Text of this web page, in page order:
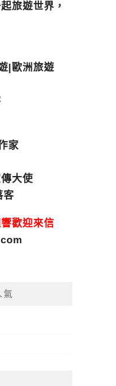
旅遊世界，
|歐洲旅遊
家
大使
客
歡迎來信
氣